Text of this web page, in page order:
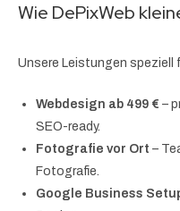
Wie DePixWeb
Unsere Leistungen speziell
Webdesign ab 499 € –
SEO-ready.
Fotografie vor Ort –
Fotografie.
Google Business